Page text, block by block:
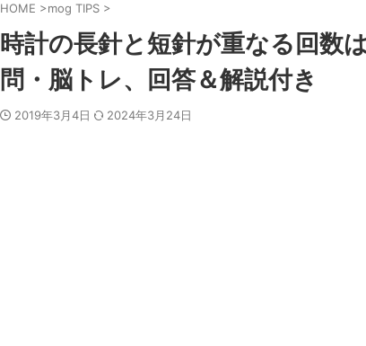
HOME >mog TIPS >
時計の長針と短針が重なる回数
問・脳トレ、回答＆解説付き
2019年3月4日 2024年3月24日